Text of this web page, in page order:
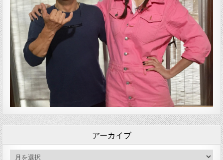
アーカイブ
アーカイブ